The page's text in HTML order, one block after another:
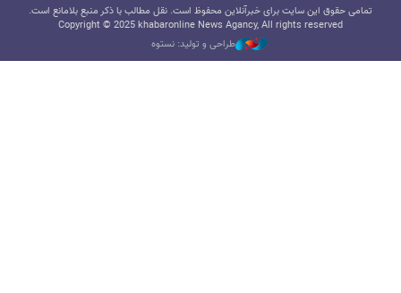
تمامی حقوق این سایت برای خبرآنلاین محفوظ است. نقل مطالب با ذکر منبع بلامانع است.
Copyright © 2025 khabaronline News Agancy, All rights reserved
طراحی و تولید: نستوه